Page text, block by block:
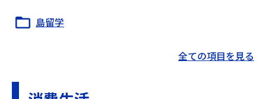
島留学
全ての項目を見る